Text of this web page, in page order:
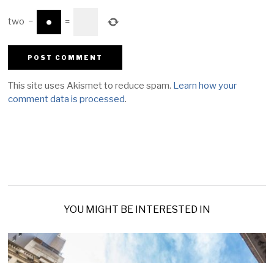
two − =
This site uses Akismet to reduce spam. Learn how your
comment data is processed.
YOU MIGHT BE INTERESTED IN